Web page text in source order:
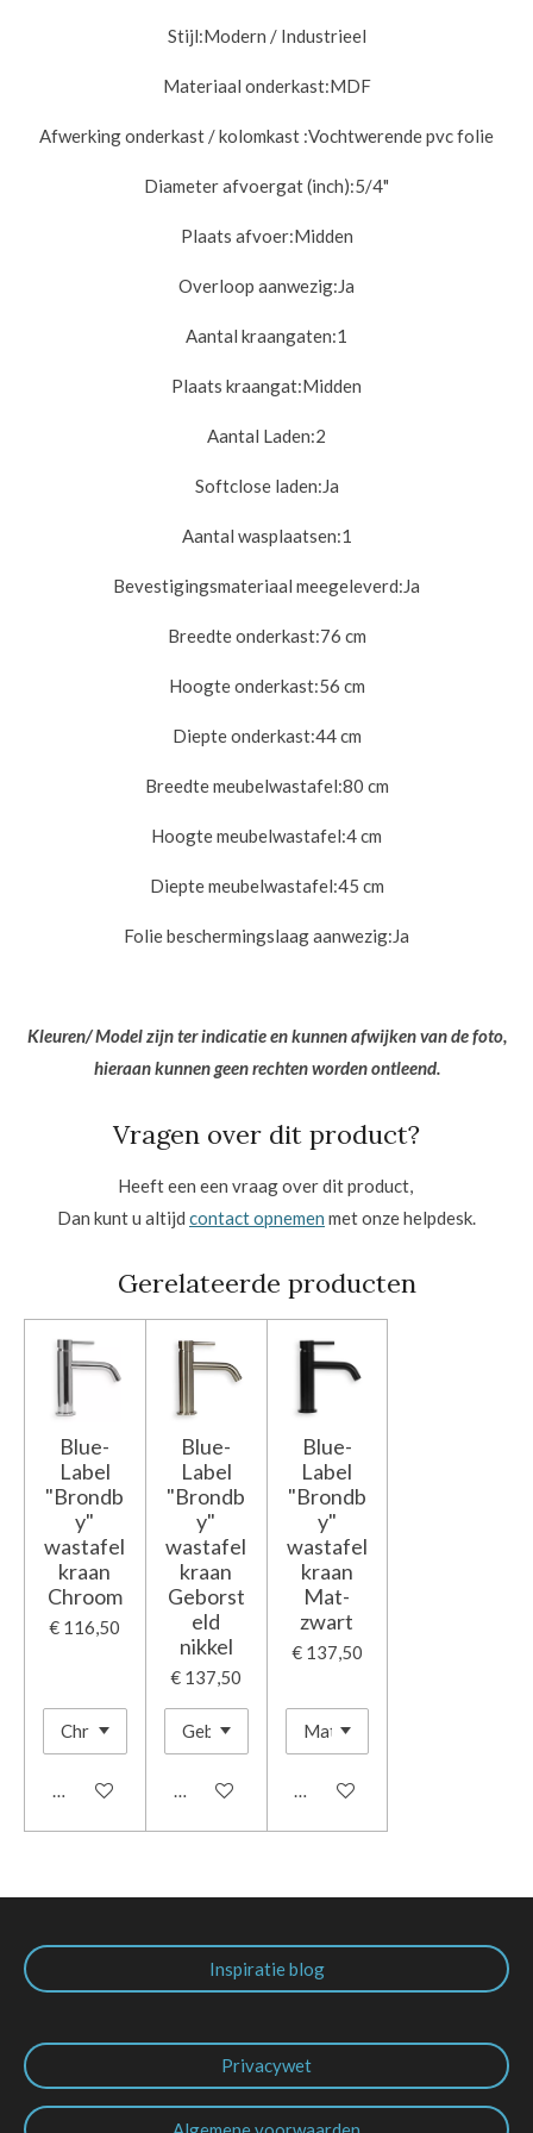
Stijl:Modern / Industrieel
Materiaal onderkast:MDF
Afwerking onderkast / kolomkast :Vochtwerende pvc folie
Diameter afvoergat (inch):5/4"
Plaats afvoer:Midden
Overloop aanwezig:Ja
Aantal kraangaten:1
Plaats kraangat:Midden
Aantal Laden:2
Softclose laden:Ja
Aantal wasplaatsen:1
Bevestigingsmateriaal meegeleverd:Ja
Breedte onderkast:76 cm
Hoogte onderkast:56 cm
Diepte onderkast:44 cm
Breedte meubelwastafel:80 cm
Hoogte meubelwastafel:4 cm
Diepte meubelwastafel:45 cm
Folie beschermingslaag aanwezig:Ja
Kleuren/ Model zijn ter indicatie en kunnen afwijken van de foto,
hieraan kunnen geen rechten worden ontleend.
Vragen over dit product?
Heeft een een vraag over dit product,
Dan kunt u altijd contact opnemen met onze helpdesk.
Gerelateerde producten
Blue-
Label
"Brondb
y"
wastafel
kraan
Chroom
€ 116,50
In winkelwagen
Blue-
Label
"Brondb
y"
wastafel
kraan
Geborst
eld
nikkel
€ 137,50
In winkelwagen
Blue-
Label
"Brondb
y"
wastafel
kraan
Mat-
zwart
€ 137,50
In winkelwagen
Inspiratie blog
Privacywet